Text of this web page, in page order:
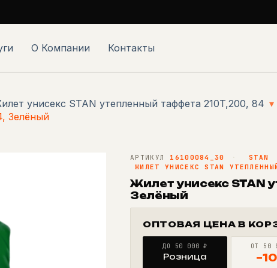
О Компании Контакты
унисекс STAN утепленный таффета 210T,200, 84 ▾
Зелёный
АРТИКУЛ 16100084_30 · STAN
ЖИЛЕТ УНИСЕКС STAN
Жилет унисекс STAN
Зелёный
ОПТОВАЯ ЦЕНА В
ДО 50 000 ₽
Розница
ОТ 50